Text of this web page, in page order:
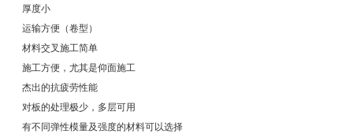
 厚度小
 运输方便（卷型）
 材料交叉施工简单
 施工方便，尤其是仰面施工
 杰出的抗疲劳性能
 对板的处理极少，多层可用
 有不同弹性模量及强度的材料可以选择